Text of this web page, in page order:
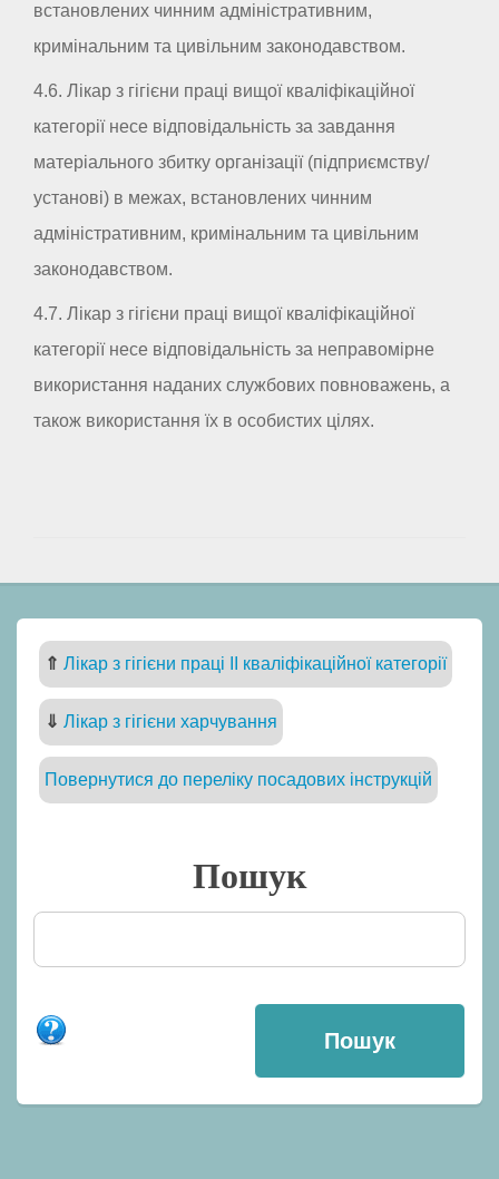
встановлених чинним адміністративним,
кримінальним та цивільним законодавством.
4.6. Лікар з гігієни праці вищої кваліфікаційної
категорії несе відповідальність за завдання
матеріального збитку організації (підприємству/
установі) в межах, встановлених чинним
адміністративним, кримінальним та цивільним
законодавством.
4.7. Лікар з гігієни праці вищої кваліфікаційної
категорії несе відповідальність за неправомірне
використання наданих службових повноважень, а
також використання їх в особистих цілях.
⇑ Лікар з гігієни праці II кваліфікаційної категорії
⇓ Лікар з гігієни харчування
Повернутися до переліку посадових інструкцій
Пошук